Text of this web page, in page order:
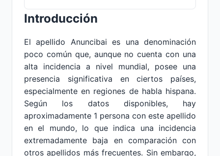
Introducción
El apellido Anuncibai es una denominación
poco común que, aunque no cuenta con una
alta incidencia a nivel mundial, posee una
presencia significativa en ciertos países,
especialmente en regiones de habla hispana.
Según los datos disponibles, hay
aproximadamente 1 persona con este apellido
en el mundo, lo que indica una incidencia
extremadamente baja en comparación con
otros apellidos más frecuentes. Sin embargo,